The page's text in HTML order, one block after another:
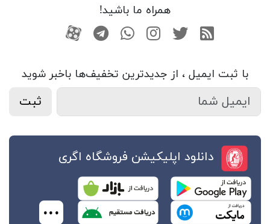
همراه ما باشید!
RSS توییتراینستاگرام
واتساپتلگرامآپارات
با ثبت ایمیل ، از جدید‌ترین تخفیف‌ها با‌خبر شوید
ثبت
دانلود اپلیکیشن فروشگاه اگری